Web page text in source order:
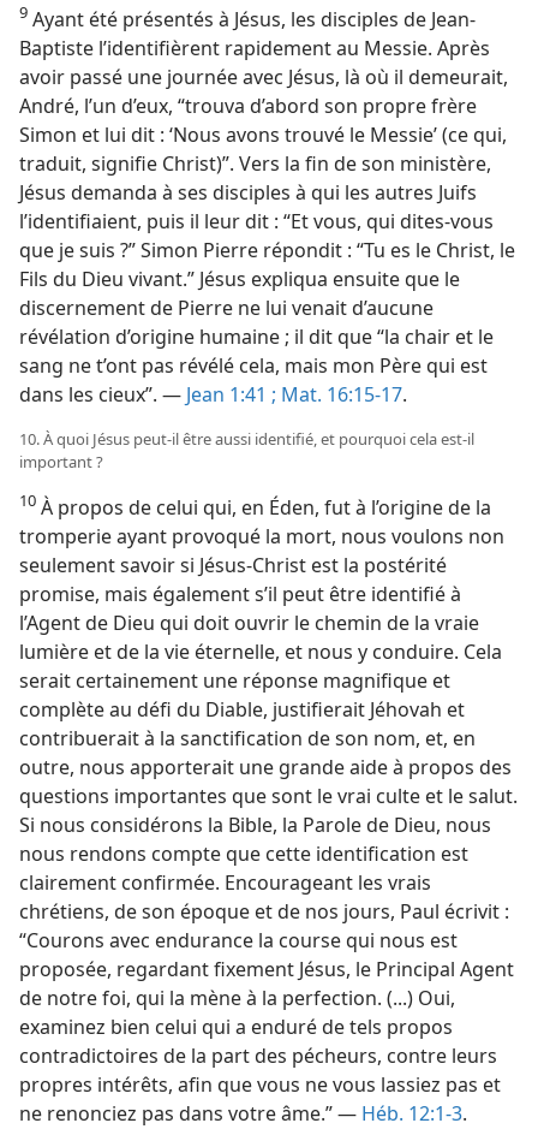
9 Ayant été présentés à Jésus, les disciples de Jean-
Baptiste l’identifièrent rapidement au Messie. Après
avoir passé une journée avec Jésus, là où il demeurait,
André, l’un d’eux, “trouva d’abord son propre frère
Simon et lui dit : ‘Nous avons trouvé le Messie’ (ce qui,
traduit, signifie Christ)”. Vers la fin de son ministère,
Jésus demanda à ses disciples à qui les autres Juifs
l’identifiaient, puis il leur dit : “Et vous, qui dites-​vous
que je suis ?” Simon Pierre répondit : “Tu es le Christ, le
Fils du Dieu vivant.” Jésus expliqua ensuite que le
discernement de Pierre ne lui venait d’aucune
révélation d’origine humaine ; il dit que “la chair et le
sang ne t’ont pas révélé cela, mais mon Père qui est
dans les cieux”. — Jean 1:41 ; Mat. 16:15-17.
10. À quoi Jésus peut-​il être aussi identifié, et pourquoi cela est-​il
important ?
10 À propos de celui qui, en Éden, fut à l’origine de la
tromperie ayant provoqué la mort, nous voulons non
seulement savoir si Jésus-Christ est la postérité
promise, mais également s’il peut être identifié à
l’Agent de Dieu qui doit ouvrir le chemin de la vraie
lumière et de la vie éternelle, et nous y conduire. Cela
serait certainement une réponse magnifique et
complète au défi du Diable, justifierait Jéhovah et
contribuerait à la sanctification de son nom, et, en
outre, nous apporterait une grande aide à propos des
questions importantes que sont le vrai culte et le salut.
Si nous considérons la Bible, la Parole de Dieu, nous
nous rendons compte que cette identification est
clairement confirmée. Encourageant les vrais
chrétiens, de son époque et de nos jours, Paul écrivit :
“Courons avec endurance la course qui nous est
proposée, regardant fixement Jésus, le Principal Agent
de notre foi, qui la mène à la perfection. (...) Oui,
examinez bien celui qui a enduré de tels propos
contradictoires de la part des pécheurs, contre leurs
propres intérêts, afin que vous ne vous lassiez pas et
ne renonciez pas dans votre âme.” — Héb. 12:1-3.